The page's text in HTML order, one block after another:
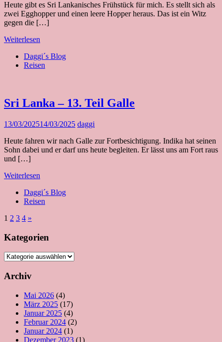
Heute gibt es Sri Lankanisches Frühstück für mich. Es stellt sich als
zwei Egghopper und einen leere Hopper heraus. Das ist ein Witz
gegen die […]
Weiterlesen
Daggi´s Blog
Reisen
Sri Lanka – 13. Teil Galle
13/03/202514/03/2025 daggi
Heute fahren wir nach Galle zur Fortbesichtigung. Indika hat seinen
Sohn dabei und er darf uns heute begleiten. Er lässt uns am Fort raus
und […]
Weiterlesen
Daggi´s Blog
Reisen
Seitennummerierung
der
Beiträge
1 2 3 4 Nächste
»
Kategorien
Kategorien
Archiv
Mai 2026 (4)
März 2025 (17)
Januar 2025 (4)
Februar 2024 (2)
Januar 2024 (1)
Dezember 2023 (1)